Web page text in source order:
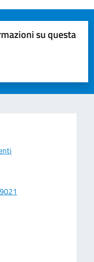
su questa